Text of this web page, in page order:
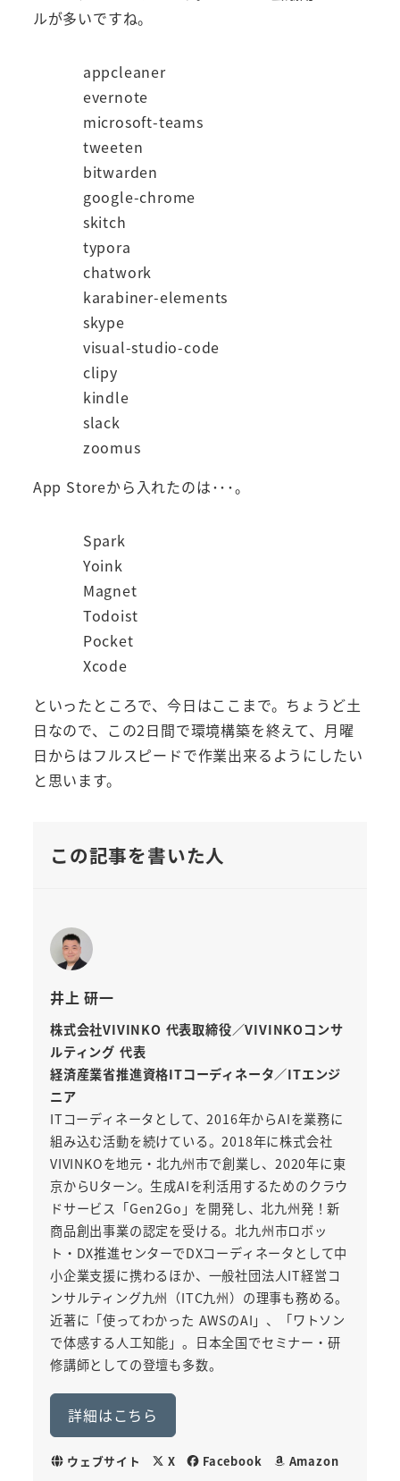
ルが多いですね。
appcleaner
evernote
microsoft-teams
tweeten
bitwarden
google-chrome
skitch
typora
chatwork
karabiner-elements
skype
visual-studio-code
clipy
kindle
slack
zoomus
App Storeから入れたのは･･･。
Spark
Yoink
Magnet
Todoist
Pocket
Xcode
といったところで、今日はここまで。ちょうど土
日なので、この2日間で環境構築を終えて、月曜
日からはフルスピードで作業出来るようにしたい
と思います。
この記事を書いた人
井上 研一
株式会社VIVINKO 代表取締役／VIVINKOコンサ
ルティング 代表
経済産業省推進資格ITコーディネータ／ITエンジ
ニア
ITコーディネータとして、2016年からAIを業務に
組み込む活動を続けている。2018年に株式会社
VIVINKOを地元・北九州市で創業し、2020年に東
京からUターン。生成AIを利活用するためのクラウ
ドサービス「Gen2Go」を開発し、北九州発！新
商品創出事業の認定を受ける。北九州市ロボッ
ト・DX推進センターでDXコーディネータとして中
小企業支援に携わるほか、一般社団法人IT経営コ
ンサルティング九州（ITC九州）の理事も務める。
近著に「使ってわかった AWSのAI」、「ワトソン
で体感する人工知能」。日本全国でセミナー・研
修講師としての登壇も多数。
詳細はこちら
ウェブサイト X Facebook Amazon